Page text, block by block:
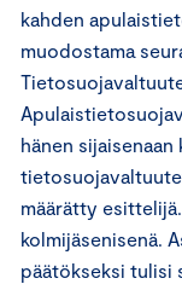
kahden
muodostama
hänen
määrätty
kolmijäsenisenä.
päätökseksi tulisi